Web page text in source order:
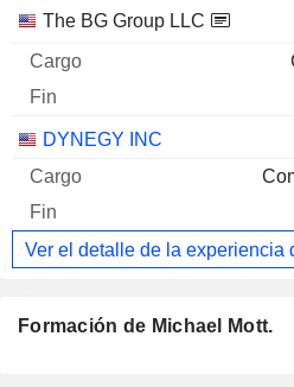
The BG Group LLC
DYNEGY INC
Ver el detalle de la experiencia
Formación de Michael Mott.